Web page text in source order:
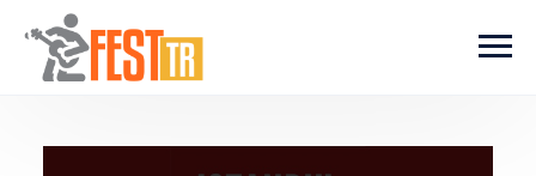
Ana içeriğe atla